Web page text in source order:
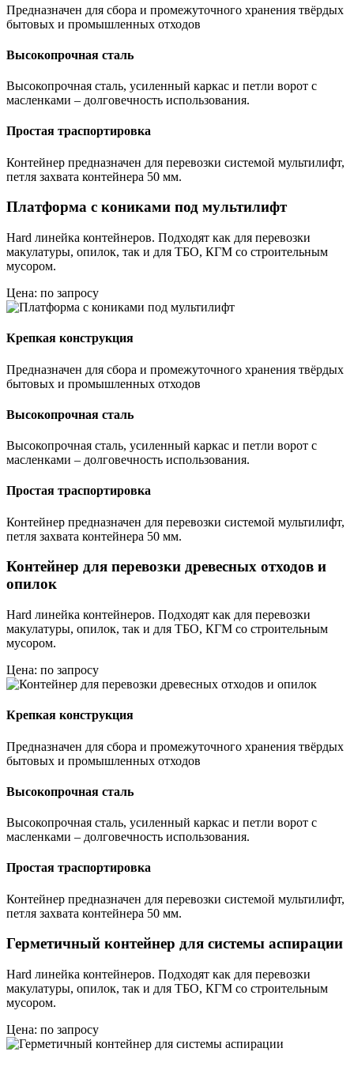
Предназначен для сбора и промежуточного хранения твёрдых
бытовых и промышленных отходов
Высокопрочная сталь
Высокопрочная сталь, усиленный каркас и петли ворот с
масленками – долговечность использования.
Простая траспортировка
Контейнер предназначен для перевозки системой мультилифт,
петля захвата контейнера 50 мм.
Платформа с кониками под мультилифт
Hard линейка контейнеров. Подходят как для перевозки
макулатуры, опилок, так и для ТБО, КГМ со строительным
мусором.
Цена: по запросу
Крепкая конструкция
Предназначен для сбора и промежуточного хранения твёрдых
бытовых и промышленных отходов
Высокопрочная сталь
Высокопрочная сталь, усиленный каркас и петли ворот с
масленками – долговечность использования.
Простая траспортировка
Контейнер предназначен для перевозки системой мультилифт,
петля захвата контейнера 50 мм.
Контейнер для перевозки древесных отходов и
опилок
Hard линейка контейнеров. Подходят как для перевозки
макулатуры, опилок, так и для ТБО, КГМ со строительным
мусором.
Цена: по запросу
Крепкая конструкция
Предназначен для сбора и промежуточного хранения твёрдых
бытовых и промышленных отходов
Высокопрочная сталь
Высокопрочная сталь, усиленный каркас и петли ворот с
масленками – долговечность использования.
Простая траспортировка
Контейнер предназначен для перевозки системой мультилифт,
петля захвата контейнера 50 мм.
Герметичный контейнер для системы аспирации
Hard линейка контейнеров. Подходят как для перевозки
макулатуры, опилок, так и для ТБО, КГМ со строительным
мусором.
Цена: по запросу